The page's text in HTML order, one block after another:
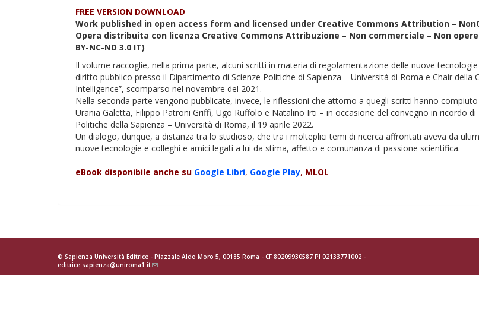
FREE VERSION DOWNLOAD
Work published in open access form and licensed under Creative Commons Attribution –
Opera distribuita con licenza Creative Commons Attribuzione – Non commerciale – Non
BY-NC-ND 3.0 IT)
Il volume raccoglie, nella prima parte, alcuni scritti in materia di regolamentazione delle nuove
diritto pubblico presso il Dipartimento di Scienze Politiche di Sapienza – Università di Roma e Chair della
Intelligence”, scomparso nel novembre del 2021.
Nella seconda parte vengono pubblicate, invece, le riflessioni che attorno a quegli scritti hanno
Urania Galetta, Filippo Patroni Griffi, Ugo Ruffolo e Natalino Irti – in occasione del convegno in ricordo
Politiche della Sapienza – Università di Roma, il 19 aprile 2022.
Un dialogo, dunque, a distanza tra lo studioso, che tra i molteplici temi di ricerca affrontati aveva da
nuove tecnologie e colleghi e amici legati a lui da stima, affetto e comunanza di passione scientifica.
eBook disponibile anche su Google Libri, Google Play, MLOL
© Sapienza Università Editrice - Piazzale Aldo Moro 5, 00185 Roma - CF 80209930587 PI 02133771002 -
editrice.sapienza@uniroma1.it(link
sends